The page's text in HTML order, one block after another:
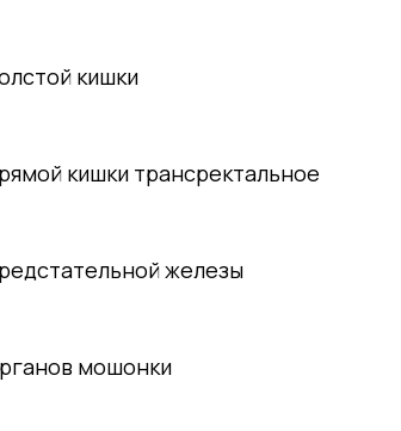
кишки
кишки трансректальное
железы
мошонки